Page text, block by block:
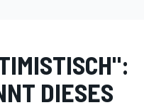
DIESES